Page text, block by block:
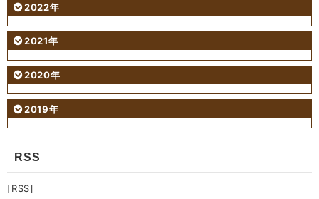
2022年
2021年
2020年
2019年
RSS
[RSS]